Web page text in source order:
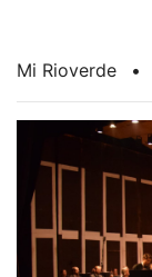
Mi Rioverde •